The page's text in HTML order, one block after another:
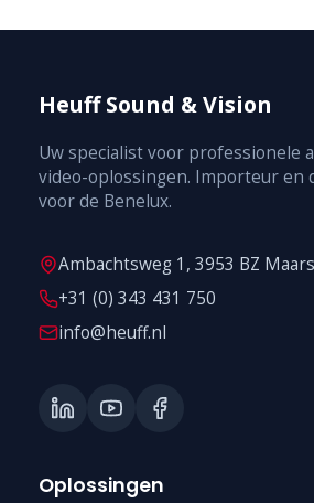
Heuff Sound & Vision
Uw specialist voor professionele
video-oplossingen. Importeur en
voor de Benelux.
Ambachtsweg 1, 3953 BZ
+31 (0) 343 431 750
info@heuff.nl
Oplossingen